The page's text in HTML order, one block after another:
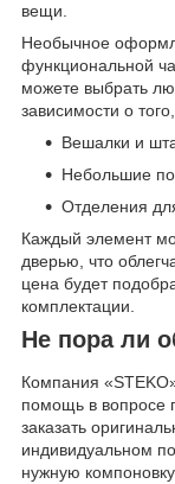
вещи.
Необычное
функциональной
можете выбрать
зависимости о
Вешалки и
Небольшие
Отделения
Каждый элемент
дверью, что
цена будет
комплектации.
Не пора ли
Компания
помощь в вопросе
заказать
индивидуальном
нужную